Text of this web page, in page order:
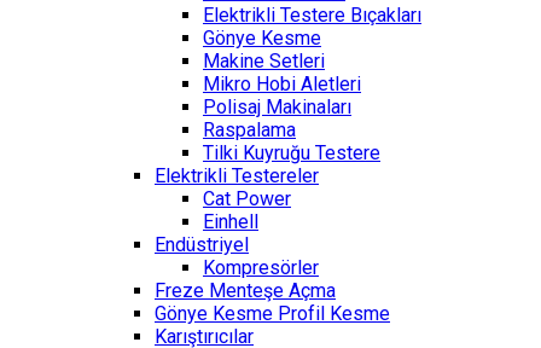
Elektrikli Testere Bıçakları
Gönye Kesme
Makine Setleri
Mikro Hobi Aletleri
Polisaj Makinaları
Raspalama
Tilki Kuyruğu Testere
Elektrikli Testereler
Cat Power
Einhell
Endüstriyel
Kompresörler
Freze Menteşe Açma
Gönye Kesme Profil Kesme
Karıştırıcılar